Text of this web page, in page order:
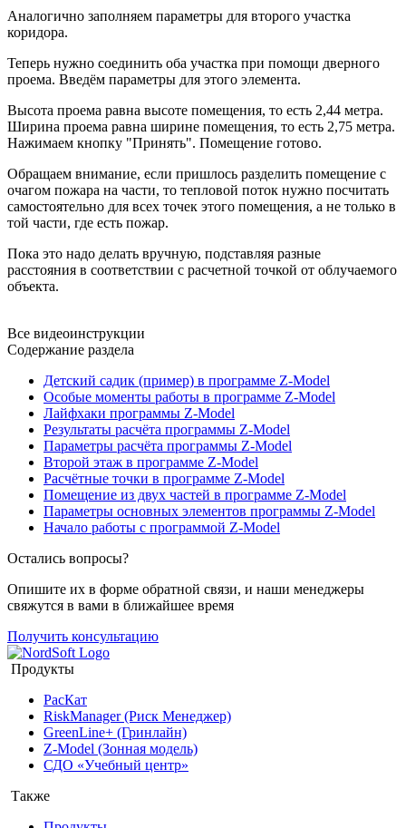
Аналогично заполняем параметры для второго участка
коридора.
Теперь нужно соединить оба участка при помощи дверного
проема. Введём параметры для этого элемента.
Высота проема равна высоте помещения, то есть 2,44 метра.
Ширина проема равна ширине помещения, то есть 2,75 метра.
Нажимаем кнопку "Принять". Помещение готово.
Обращаем внимание, если пришлось разделить помещение с
очагом пожара на части, то тепловой поток нужно посчитать
самостоятельно для всех точек этого помещения, а не только в
той части, где есть пожар.
Пока это надо делать вручную, подставляя разные
расстояния в соответствии с расчетной точкой от облучаемого
объекта.
Все видеоинструкции
Содержание раздела
Детский садик (пример) в программе Z-Model
Особые моменты работы в программе Z-Model
Лайфхаки программы Z-Model
Результаты расчёта программы Z-Model
Параметры расчёта программы Z-Model
Второй этаж в программе Z-Model
Расчётные точки в программе Z-Model
Помещение из двух частей в программе Z-Model
Параметры основных элементов программы Z-Model
Начало работы с программой Z-Model
Остались вопросы?
Опишите их в форме обратной связи, и наши менеджеры
свяжутся в вами в ближайшее время
Получить консультацию
Продукты
РасКат
RiskManager (Риск Менеджер)
GreenLine+ (Гринлайн)
Z-Model (Зонная модель)
СДО «Учебный центр»
Также